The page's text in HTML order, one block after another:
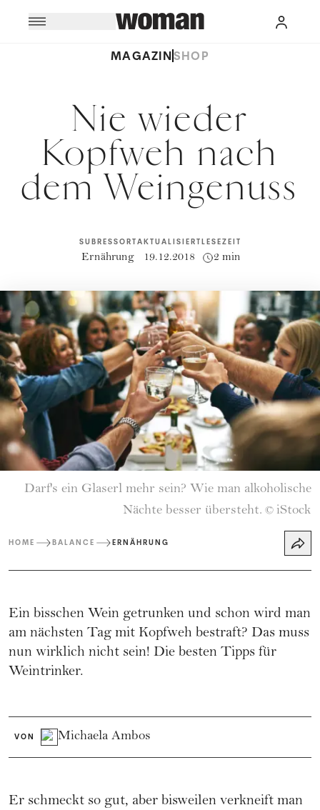
MAGAZINSHOP
Nie wieder
Kopfweh nach
dem Weingenuss
SUBRESSORT
Ernährung
AKTUALISIERT
19.12.2018
LESEZEIT
2 min
Darf's ein Glaserl mehr sein? Wie man alkoholische
Nächte besser übersteht. © iStock
HOME BALANCE ERNÄHRUNG
Ein bisschen Wein getrunken und schon wird man
am nächsten Tag mit Kopfweh bestraft? Das muss
nun wirklich nicht sein! Die besten Tipps für
Weintrinker.
VON Michaela Ambos
Er schmeckt so gut, aber bisweilen verkneift man